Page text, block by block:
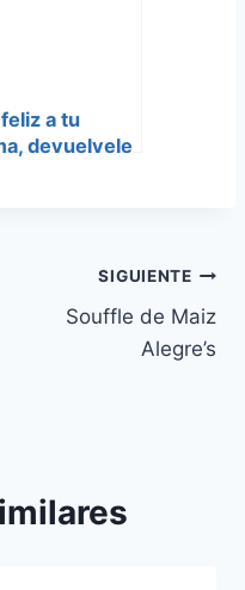
a tu
devuelvele
SIGUIENTE
Souffle de Maiz
Alegre’s